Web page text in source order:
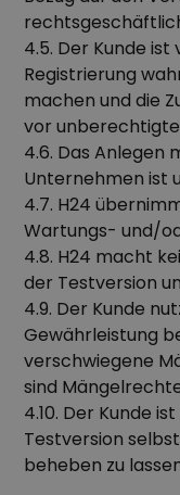
4.5. Der Kunde
Registrierung
machen und die
vor
4.6. Das Anlegen
Unternehmen ist
4.7. H24
Wartungs- und/
4.8. H24 macht
der Testversion
4.9. Der Kunde
Gewährleistung
verschwiegene
sind
4.10. Der Kunde
Testversion
beheben zu